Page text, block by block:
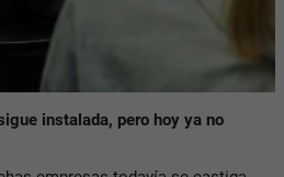
instalada, pero hoy ya no